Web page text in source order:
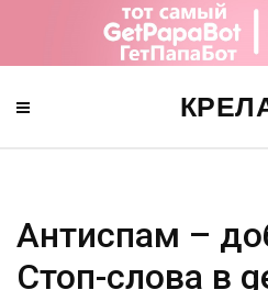
Антиспам –
Стоп-слова в